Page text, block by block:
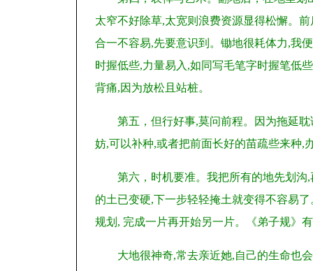
太窄不好除草,太宽则浪费资源显得松懈。
合一不容易,先要意识到。锄地很耗体力,我
时握低些,力量易入,如同写毛笔字时握笔低
背痛,因为放松且站桩。
第五，但行好事,莫问前程。因为拖延
妨,可以补种,或者把前面长好的苗疏些来种,
第六，时机要准。我把所有的地先划
的土已变硬,下一步轻轻掩土就变得不容易
规划, 完成一片再开始另一片。《弟子规》
大地很神奇,常去亲近她,自己的生命也